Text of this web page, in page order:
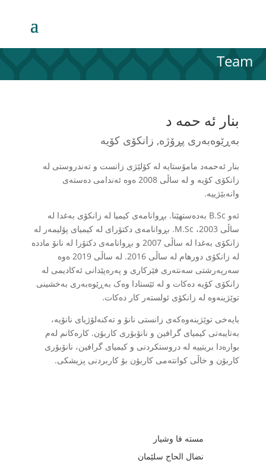
Team
بنار ئه حمه د
بەڕێوەبەری پڕۆژە, زانکۆی کۆیە
بنار ئەحمەد مامۆستایە لە کۆلێژی زانست و تەندروستی لە
زانکۆی کۆیە و لە ساڵی 2008 ەوە ئەندامی دەستەی
وانەبێژییە.
ئەو B.Sc بەدەستهێنا. بڕوانامەی کیمیا لە زانکۆی بەغدا لە
ساڵی 2003، M.Sc. بڕوانامەی دکتۆرای لە کیمیای پۆلیمەر لە
زانکۆی بەغدا لە ساڵی 2007 و بڕوانامەی دکتۆرا لە نانۆ ماددە
لە زانکۆی دورهام لە ساڵی 2016. لە ساڵی 2019 ەوە
سەرپەرشتی سەنتەری فێرکاری و پەرەپێدانی ئەکادیمی لە
زانکۆی کۆیە دەکات و لە ئێستادا وەک بەڕێوەبەری بەخشینی
توێژینەوە لە زانکۆی ئولستەر کار دەکات.
بایەخی توێژینەوەکەی زانستی نانۆ و تەکنەلۆژیای نانۆیە،
بەتایبەتی کیمیای گرافین و نانۆبۆری کاربۆن. کارەکانم لەم
بوارەدا بریتییە لە دروستکردنی و کیمیای گرافین، نانۆبۆری
کاربۆن و خاڵی کوانتەمی کاربۆن بۆ کاربردنی پزیشکی.
مسته فا وشیار
نضال الحاج سلێمان